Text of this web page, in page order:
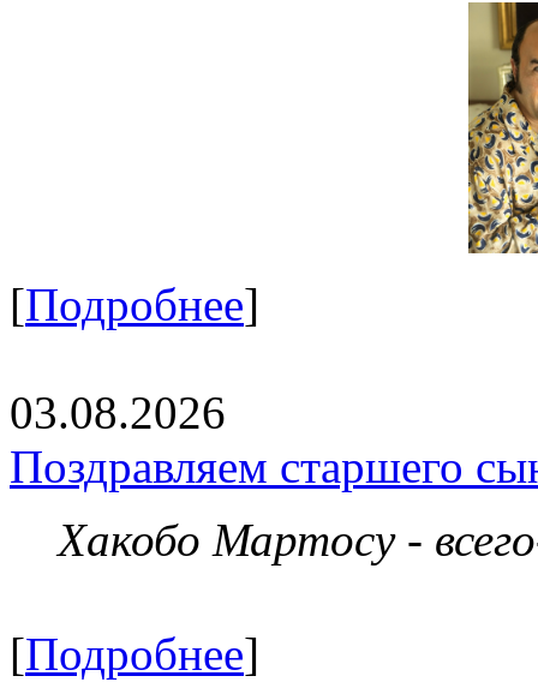
[Подробнее]
03.08.2026
Поздравляем старшего
Хакобо Мартосу -
[Подробнее]